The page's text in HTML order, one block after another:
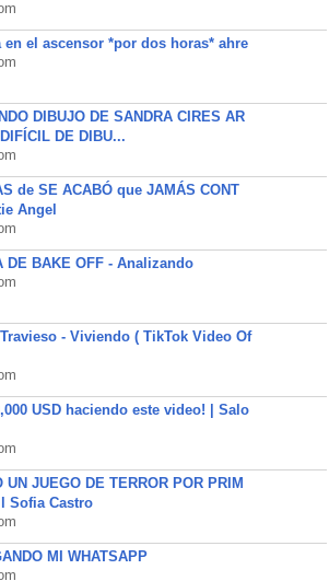
en el ascensor *por dos horas* ahre
DIBUJO DE SANDRA CIRES AR
DE DIBU...
de SE ACABÓ que JAMÁS CONT
Angel
DE BAKE OFF - Analizando
- Viviendo ( TikTok Video Of
USD haciendo este video! | Salo
UN JUEGO DE TERROR POR PRIM
Sofia Castro
MI WHATSAPP